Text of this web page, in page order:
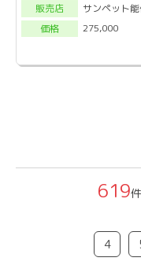
販売店
サンペット
価格
275,000
619
4